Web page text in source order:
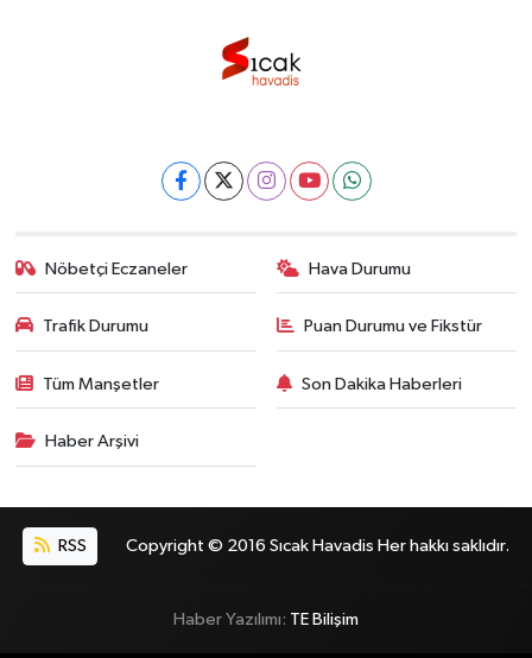
Nöbetçi Eczaneler Hava Durumu
Trafik Durumu Puan Durumu ve Fikstür
Tüm Manşetler Son Dakika Haberleri
Haber Arşivi
RSS Copyright © 2016 Sıcak Havadis Her hakkı saklıdır.
Haber Yazılımı: TE Bilişim